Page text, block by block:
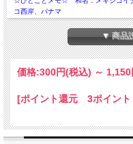
コ西岸、パナマ
≪5kg≫大口特価はこちら
※専用の
パスワード申請ページはこちら
▼ 商品
価格:300円(税込) ～ 1,150
[ポイント還元 3ポイント